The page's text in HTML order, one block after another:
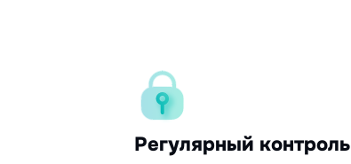
Регулярный контроль